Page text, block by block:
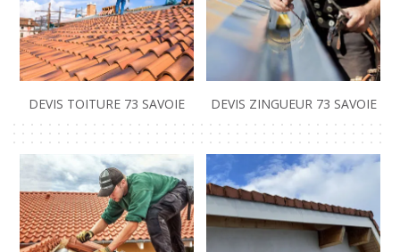
DEVIS TOITURE 73 SAVOIE DEVIS ZINGUEUR 73 SAVOIE